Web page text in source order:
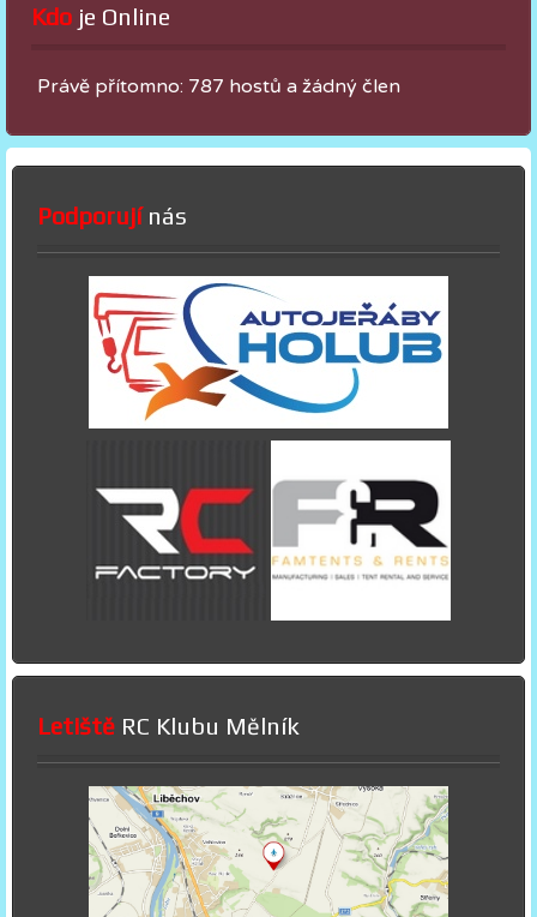
Kdo je Online
Právě přítomno: 787 hostů a žádný člen
Podporujínás
Letiště RC Klubu Mělník